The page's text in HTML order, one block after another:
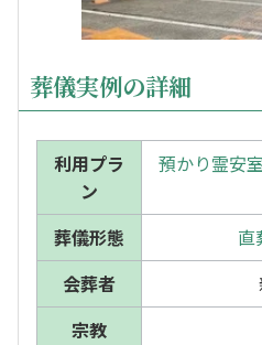
葬儀実例の詳細
利用プラ
ン
預かり霊安
葬儀形態
直
会葬者
宗教